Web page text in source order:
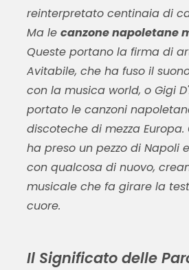
reinterpretato centinaia di
Ma le canzone napoletane
Queste portano la firma di
Avitabile, che ha fuso il
con la musica world, o Gigi
portato le canzoni
discoteche di mezza
ha preso un pezzo di Napoli
con qualcosa di nuovo,
musicale che fa girare la
cuore.
Il Significato delle